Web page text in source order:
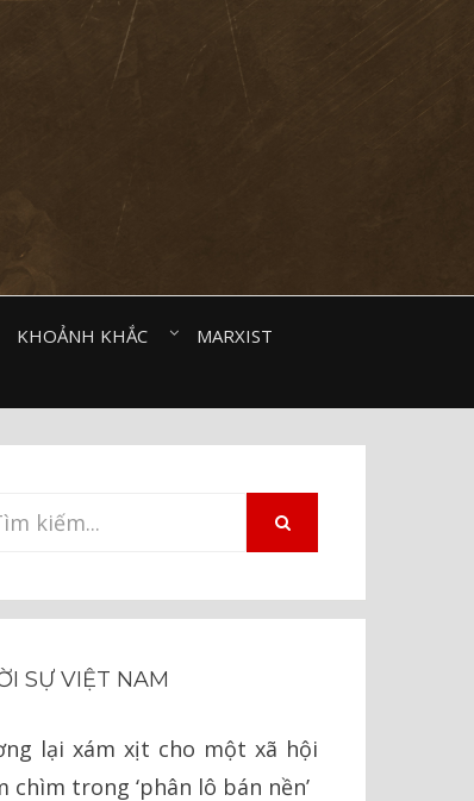
KHOẢNH KHẮC⠀
MARXIST⠀
SỰ VIỆT NAM
lại xám xịt cho một xã hội
chìm trong ‘phân lô bán nền’